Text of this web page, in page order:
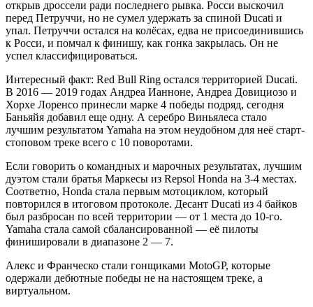
открыв дроссели ради последнего рывка. Росси выскочил
перед Петруччи, но не сумел удержать за спиной Ducati и
упал. Петруччи остался на колёсах, едва не присоединившись
к Росси, и помчал к финишу, как гонка закрылась. Он не
успел классифицироваться.
Интересный факт: Red Bull Ring остался территорией Ducati.
В 2016 — 2019 годах Андреа Ианноне, Андреа Довициозо и
Хорхе Лоренсо принесли марке 4 победы подряд, сегодня
Баньяйя добавил еще одну. А серебро Виньялеса стало
лучшим результатом Yamaha на этом неудобном для неё старт-
стоповом треке всего с 10 поворотами.
Если говорить о командных и марочных результатах, лучшим
дуэтом стали братья Маркесы из Repsol Honda на 3-4 местах.
Соответно, Honda стала первым мотоциклом, который
повторился в итоговом протоколе. Десант Ducati из 4 байков
был разбросан по всей территории — от 1 места до 10-го.
Yamaha стала самой сбалансированной — её пилоты
финишировали в диапазоне 2 — 7.
Алекс и Франческо стали гонщиками MotoGP, которые
одержали дебютные победы не на настоящем треке, а
виртуальном.